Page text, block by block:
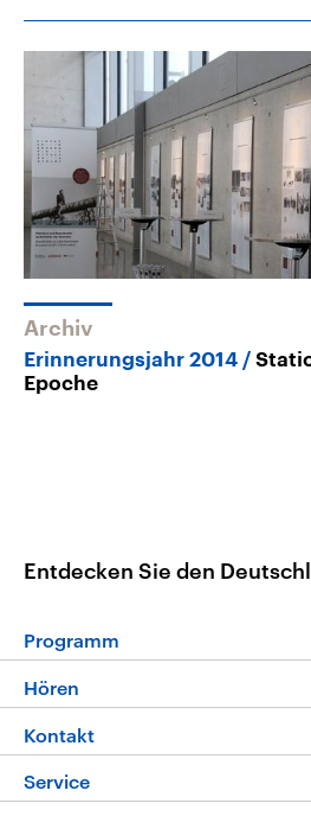
Archiv
Erinnerungsjahr 2014
Epoche
Entdecken Sie den
Programm
Die Nachrichten
Nachrichtenleicht
Hören
Livestream
Podcasts
Kontakt
Hörerservice
Service